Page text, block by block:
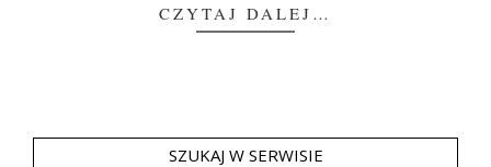
CZYTAJ DALEJ…
SZUKAJ W SERWISIE